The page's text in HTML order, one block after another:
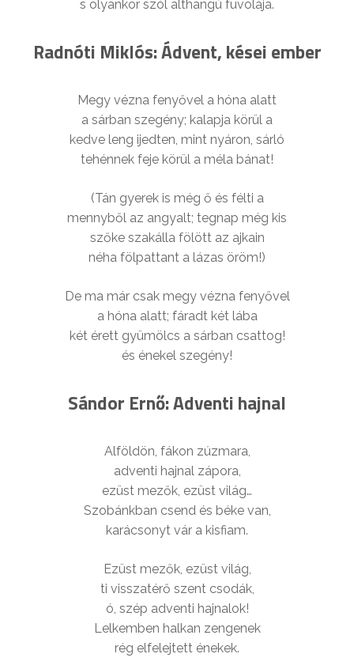
s olyankor szól althangú fuvolája.
Radnóti Miklós: Ádvent, kései ember
Megy vézna fenyővel a hóna alatt
a sárban szegény; kalapja körül a
kedve leng ijedten, mint nyáron, sárló
tehénnek feje körül a méla bánat!
(Tán gyerek is még ő és félti a
mennyből az angyalt; tegnap még kis
szőke szakálla fölött az ajkain
néha fölpattant a lázas öröm!)
De ma már csak megy vézna fenyővel
a hóna alatt; fáradt két lába
két érett gyümölcs a sárban csattog!
és énekel szegény!
Sándor Ernő: Adventi hajnal
Alföldön, fákon zúzmara,
adventi hajnal zápora,
ezüst mezők, ezüst világ…
Szobánkban csend és béke van,
karácsonyt vár a kisfiam.
Ezüst mezők, ezüst világ,
ti visszatérő szent csodák,
ó, szép adventi hajnalok!
Lelkemben halkan zengenek
rég elfelejtett énekek.